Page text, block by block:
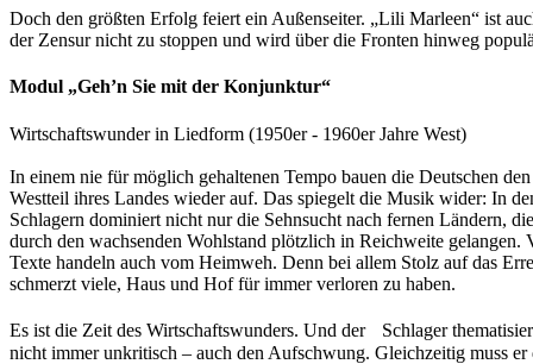
Doch den größten Erfolg feiert ein Außenseiter. „Lili Marleen“ ist
der Zensur nicht zu stoppen und wird über die Fronten hinweg
Modul „Geh’n Sie mit der Konjunktur“
Wirtschaftswunder in Liedform (1950er - 1960er Jahre West)
In einem nie für möglich gehaltenen Tempo bauen die Deutschen den
Westteil ihres Landes wieder auf. Das spiegelt die Musik wider: In
Schlagern dominiert nicht nur die Sehnsucht nach fernen Ländern, die
durch den wachsenden Wohlstand plötzlich in Reichweite gelangen.
Texte handeln auch vom Heimweh. Denn bei allem Stolz auf das
schmerzt viele, Haus und Hof für immer verloren zu haben.
Es ist die Zeit des Wirtschaftswunders. Und der Schlager
nicht immer unkritisch – auch den Aufschwung. Gleichzeitig muss er